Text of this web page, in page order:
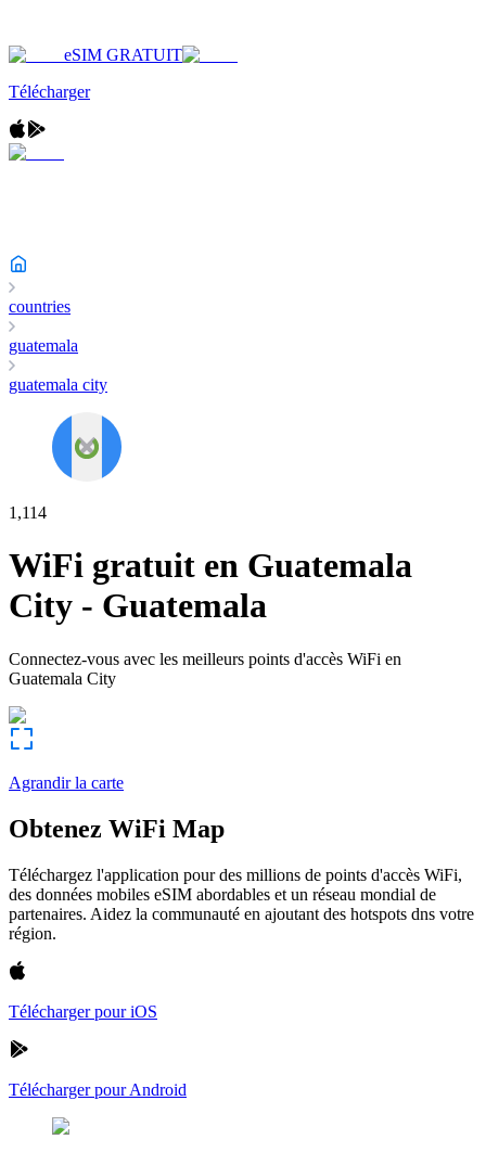
eSIM GRATUIT
Télécharger
countries
guatemala
guatemala city
1,114
WiFi gratuit en Guatemala
City - Guatemala
Connectez-vous avec les meilleurs points d'accès WiFi en
Guatemala City
Agrandir la carte
Obtenez WiFi Map
Téléchargez l'application pour des millions de points d'accès WiFi,
des données mobiles eSIM abordables et un réseau mondial de
partenaires. Aidez la communauté en ajoutant des hotspots dns votre
région.
Télécharger pour iOS
Télécharger pour Android